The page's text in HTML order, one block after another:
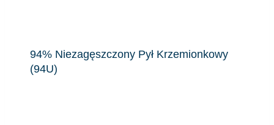
94% Niezagęszczony Pył Krzemionkowy
(94U)